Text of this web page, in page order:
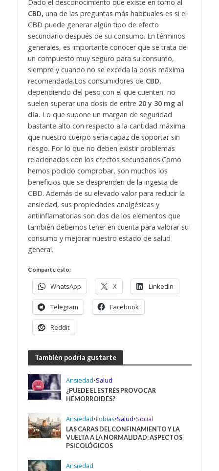
Dado el desconocimiento que existe en torno al
CBD, una de las preguntas más habituales es si el
CBD puede generar algún tipo de efecto
secundario después de su consumo. En términos
generales, es importante conocer que se trata de
un compuesto muy seguro para su consumo,
siempre y cuando no se exceda la dosis máxima
recomendada.Los consumidores de CBD,
dependiendo del peso con el que cuenten, no
suelen superar una dosis de entre 20 y 30 mg al
día. Lo que supone un margan de seguridad
bastante alto con respecto a la cantidad máxima
que nuestro cuerpo sería capaz de soportar sin
riesgo. Por lo que no deben existir problemas
relacionados con los efectos secundarios.Como
hemos podido comprobar, son muchos los
beneficios que se desprenden de la ingesta de
CBD. Además de su elevado valor para reducir la
ansiedad, sus propiedades analgésicas y
antiinflamatorias son dos de los elementos que
también debemos tener en cuenta para valorar su
consumo y mejorar nuestro estado de salud
general.
Comparte esto:
WhatsApp X LinkedIn
Telegram Facebook
Reddit
También podría gustarte
Ansiedad•Salud
¿PUEDE EL ESTRÉS PROVOCAR
HEMORROIDES?
Ansiedad•Fobias•Salud•Social
LAS CARAS DEL CONFINAMIENTO Y LA
VUELTA A LA NORMALIDAD: ASPECTOS
PSICOLÓGICOS
Ansiedad